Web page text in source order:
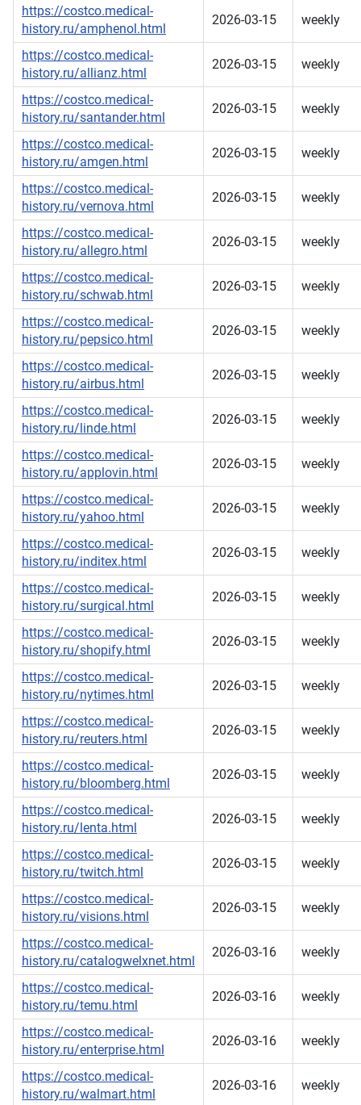
https://costco.medical-
history.ru/amphenol.html
2026-03-15 weekly
https://costco.medical-
history.ru/allianz.html
2026-03-15 weekly
https://costco.medical-
history.ru/santander.html
2026-03-15 weekly
https://costco.medical-
history.ru/amgen.html
2026-03-15 weekly
https://costco.medical-
history.ru/vernova.html
2026-03-15 weekly
https://costco.medical-
history.ru/allegro.html
2026-03-15 weekly
https://costco.medical-
history.ru/schwab.html
2026-03-15 weekly
https://costco.medical-
history.ru/pepsico.html
2026-03-15 weekly
https://costco.medical-
history.ru/airbus.html
2026-03-15 weekly
https://costco.medical-
history.ru/linde.html
2026-03-15 weekly
https://costco.medical-
history.ru/applovin.html
2026-03-15 weekly
https://costco.medical-
history.ru/yahoo.html
2026-03-15 weekly
https://costco.medical-
history.ru/inditex.html
2026-03-15 weekly
https://costco.medical-
history.ru/surgical.html
2026-03-15 weekly
https://costco.medical-
history.ru/shopify.html
2026-03-15 weekly
https://costco.medical-
history.ru/nytimes.html
2026-03-15 weekly
https://costco.medical-
history.ru/reuters.html
2026-03-15 weekly
https://costco.medical-
history.ru/bloomberg.html
2026-03-15 weekly
https://costco.medical-
history.ru/lenta.html
2026-03-15 weekly
https://costco.medical-
history.ru/twitch.html
2026-03-15 weekly
https://costco.medical-
history.ru/visions.html
2026-03-15 weekly
https://costco.medical-
history.ru/catalogwelxnet.html
2026-03-16 weekly
https://costco.medical-
history.ru/temu.html
2026-03-16 weekly
https://costco.medical-
history.ru/enterprise.html
2026-03-16 weekly
https://costco.medical-
history.ru/walmart.html
2026-03-16 weekly